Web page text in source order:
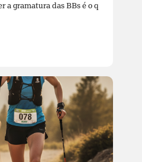
a gramatura das BBs é o q